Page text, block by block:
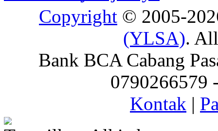
Copyright © 2005-
(YLSA).
Bank BCA Cabang
0790266579
Kontak |